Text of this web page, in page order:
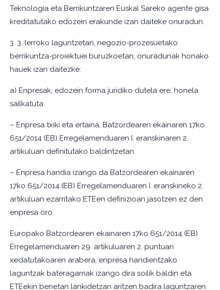
Teknologia eta Berrikuntzaren Euskal Sareko agente gisa
kreditatutako edozein erakunde izan daiteke onuradun.
3. 3. lerroko laguntzetan, negozio-prozesuetako
berrikuntza-proiektuei buruzkoetan, onuradunak honako
hauek izan daitezke:
a) Enpresak, edozein forma juridiko dutela ere, honela
sailkatuta:
– Enpresa txiki eta ertaina, Batzordearen ekainaren 17ko
651/2014 (EB) Erregelamenduaren I. eranskinaren 2.
artikuluan definitutako baldintzetan.
– Enpresa handia izango da Batzordearen ekainaren
17ko 651/2014 (EB) Erregelamenduaren I. eranskineko 2.
artikuluan ezarritako ETEen definizioan jasotzen ez den
enpresa oro.
Europako Batzordearen ekainaren 17ko 651/2014 (EB)
Erregelamenduaren 29. artikuluaren 2. puntuan
xedatutakoaren arabera, enpresa handientzako
laguntzak bateragarriak izango dira soilik baldin eta
ETEekin benetan lankidetzan aritzen badira laguntzaren